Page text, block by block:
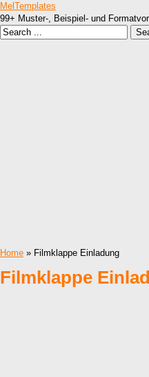
MelTemplates
99+ Muster-, Beispiel- und
Home » Filmklappe Einladung
Filmklappe